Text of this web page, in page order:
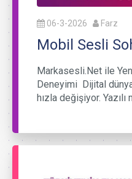
06-3-2026 Farz
Mobil Sesli
Markasesli.Net ile
Deneyimi Dijital
hızla değişiyor.